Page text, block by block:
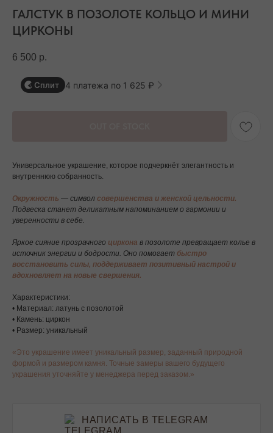
ГАЛСТУК В ПОЗОЛОТЕ КОЛЬЦО И МИНИ
ЦИРКОНЫ
6 500 р.
Сплит 4 платежа по 1 625 ₽
Универсальное украшение, которое подчеркнёт элегантность и
внутреннюю собранность.
Окружность — символ совершенства и женской цельности.
Подвеска станет деликатным напоминанием о гармонии и
уверенности в себе.
Яркое сияние прозрачного циркона в позолоте превращает колье в
источник энергии и бодрости. Оно помогает быстро
восстановить силы, поддерживает позитивный настрой и
вдохновляет на новые свершения.
Характеристики:
• Материал: латунь с позолотой
• Камень: циркон
• Размер: уникальный
«Это украшение имеет уникальный размер, заданный природной
формой и размером камня. Точные замеры вашего будущего
украшения уточняйте у менеджера перед заказом.»
НАПИСАТЬ В TELEGRAM